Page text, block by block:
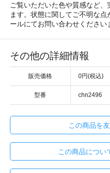
ご覧いただいた色や質感など
ます。状態に関してご不明な
ールにてお問い合わせください
その他の詳細情報
販売価格 0円(税込)
型番 chn2496
この商品を
この商品につい